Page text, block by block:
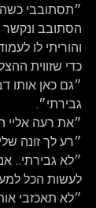
״תסתובבי
הסתובב
והוריתי לו
כדי שזווית
״גם כאן אותו
גבירתי״.
״את רעה אליי
״רע לך זונה
״לא גבירתי..
לעשות הכל
״לא תאכזבי